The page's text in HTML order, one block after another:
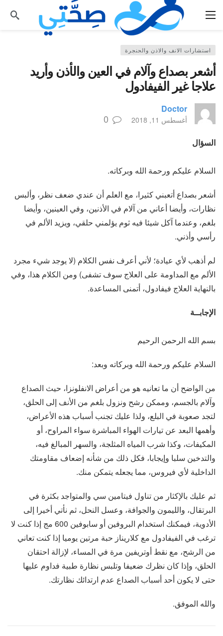
استشارات الانف والاذن والحنجرة
أشعر بصداع وآلام في العين والأذن وأريد
علاجا غير الفيفادول
Doctor
أغسطس 11, 2018 0
السؤال
السلام عليكم ورحمة الله وبركاته.
أشعر بصداع أتعبني كثيرا، مع العلم أن عندي ضعف نظر، وألبس
نظارات، وأيضا أعاني من آلام في الأذنين، وفي العينين، وأيضا
بلغم، وعندما آكل شيئا فيه ثوم يؤلمني حلقي، ويزيد الألم في
رأسي وأذني.
لم أذهب لأي عيادة؛ لأني أعرف نفس الكلام (لا يوجد شيء مجرد
الألم مع المداومة على العلاج سوف تشفى) ومن الكلام هذا، وفي
بالنهاية العلاج فيفادول، أتمنى المساعدة.
الإجابــة
بسم الله الرحمن الرحيم
السلام عليكم ورحمة الله وبركاته وبعد:
من الواضح أن ما تعانيه هو من أعراض الانفلونزا، حيث الصداع
وآلام بالجسم، وممكن رشح ونزول بلغم من الأنف إلى الحلق،
لتجد صعوبة في البلع، ولذا عليك تجنب أسباب هذه الأعراض،
وأهمها البعد عن تيارات الهواء المباشرة سواء المراوح، أو
المكيفات، وكذا شرب المياه المثلجة، والسهر المبالغ فيه،
والتدخين سلبا وإيجابا، فكل ذلك من شأنه إضعاف مقاومتك
الداخلية لأي فيروس، مما يجعله يتمكن منك.
ثم عليك بالإكثار من تناول فيتامين سي والمتواجد بكثرة في
البرتقال، والليمون والجوافة، وعسل النحل، ثم نأتي أخيرا إلى
الأدوية، فيمكنك استخدام البروفين أو سابوفين 600 مج إذا كنت لا
ترغب في الفيفادول مع كلاريناز حبة مرتين يوميا إذا كنت تعاني
من الرشح، مع نقط أوتريفين مرة في المساء، لإزالة احتقان
الحلق، وإذا كان نظرك ضعيفا وتلبس نظارة طبية فداوم عليها
حتى لا يكون أحد أسباب الصداع عدم ارتدائك نظارتك.
والله الموفق.